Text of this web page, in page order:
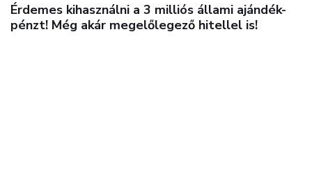
Érdemes kihasználni a 3 milliós állami ajándék-
pénzt! Még akár megelőlegező hitellel is!